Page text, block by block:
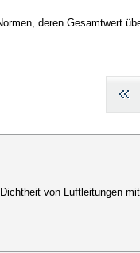
deren Gesamtwert
von Luftleitungen